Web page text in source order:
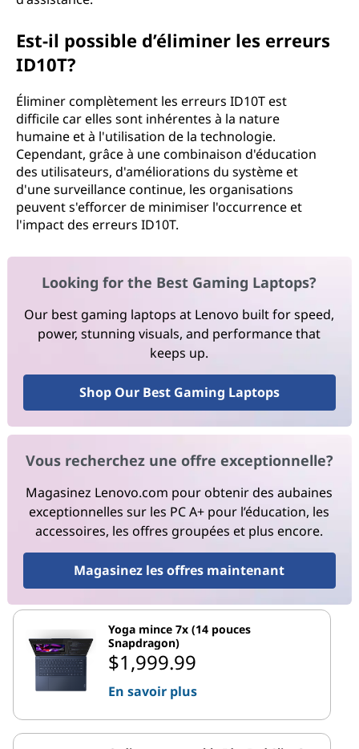
Est-il possible d’éliminer les erreurs
ID10T?
Éliminer complètement les erreurs ID10T est
difficile car elles sont inhérentes à la nature
humaine et à l'utilisation de la technologie.
Cependant, grâce à une combinaison d'éducation
des utilisateurs, d'améliorations du système et
d'une surveillance continue, les organisations
peuvent s'efforcer de minimiser l'occurrence et
l'impact des erreurs ID10T.
Looking for the Best Gaming Laptops?
Our best gaming laptops at Lenovo built for speed,
power, stunning visuals, and performance that
keeps up.
Shop Our Best Gaming Laptops
Vous recherchez une offre exceptionnelle?
Magasinez Lenovo.com pour obtenir des aubaines
exceptionnelles sur les PC A+ pour l’éducation, les
accessoires, les offres groupées et plus encore.
Magasinez les offres maintenant
Yoga mince 7x (14 pouces
Snapdragon)
$1,999.99
En savoir plus